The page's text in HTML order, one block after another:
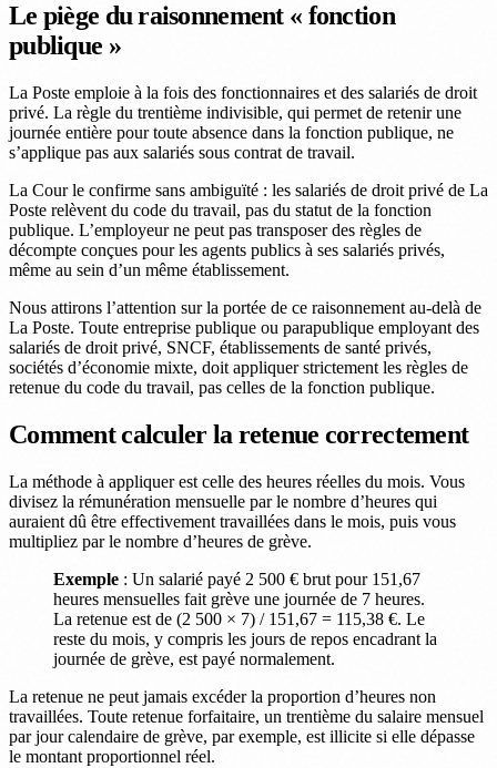
Le piège du raisonnement « fonction
publique »
La Poste emploie à la fois des fonctionnaires et des salariés de droit
privé. La règle du trentième indivisible, qui permet de retenir une
journée entière pour toute absence dans la fonction publique, ne
s’applique pas aux salariés sous contrat de travail.
La Cour le confirme sans ambiguïté : les salariés de droit privé de La
Poste relèvent du code du travail, pas du statut de la fonction
publique. L’employeur ne peut pas transposer des règles de
décompte conçues pour les agents publics à ses salariés privés,
même au sein d’un même établissement.
Nous attirons l’attention sur la portée de ce raisonnement au-delà de
La Poste. Toute entreprise publique ou parapublique employant des
salariés de droit privé, SNCF, établissements de santé privés,
sociétés d’économie mixte, doit appliquer strictement les règles de
retenue du code du travail, pas celles de la fonction publique.
Comment calculer la retenue correctement
La méthode à appliquer est celle des heures réelles du mois. Vous
divisez la rémunération mensuelle par le nombre d’heures qui
auraient dû être effectivement travaillées dans le mois, puis vous
multipliez par le nombre d’heures de grève.
Exemple : Un salarié payé 2 500 € brut pour 151,67
heures mensuelles fait grève une journée de 7 heures.
La retenue est de (2 500 × 7) / 151,67 = 115,38 €. Le
reste du mois, y compris les jours de repos encadrant la
journée de grève, est payé normalement.
La retenue ne peut jamais excéder la proportion d’heures non
travaillées. Toute retenue forfaitaire, un trentième du salaire mensuel
par jour calendaire de grève, par exemple, est illicite si elle dépasse
le montant proportionnel réel.